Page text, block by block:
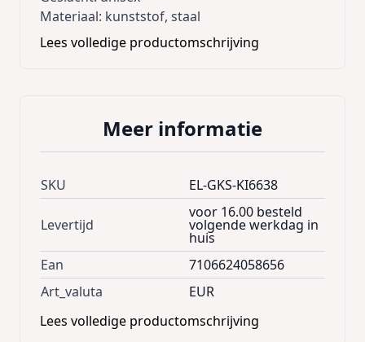
Materiaal: kunststof, staal
Lees volledige productomschrijving
Meer informatie
SKU EL-GKS-KI6638
Levertijd
voor 16.00 besteld
volgende werkdag in
huis
Ean
7106624058656
Art_valuta
EUR
Lees volledige productomschrijving